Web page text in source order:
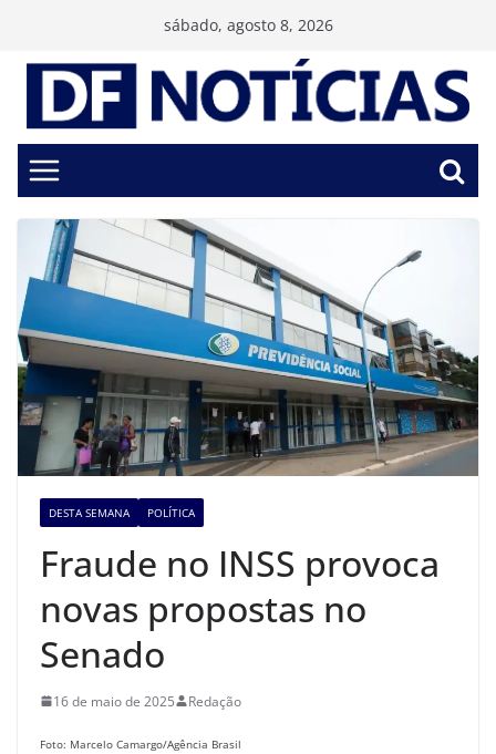
conteúdo
sábado, agosto 8, 2026
DESTA SEMANA POLÍTICA
Fraude no INSS provoca
novas propostas no
Senado
16 de maio de 2025 Redação
Foto: Marcelo Camargo/Agência Brasil